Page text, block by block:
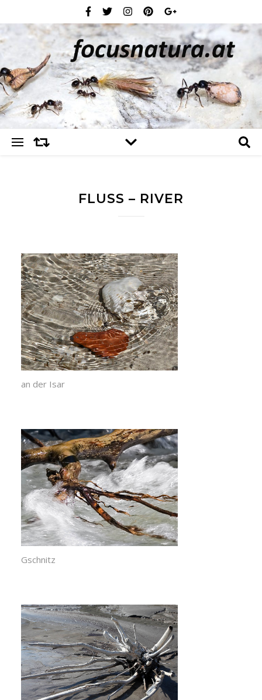
FLUSS – RIVER
an der Isar
Gschnitz